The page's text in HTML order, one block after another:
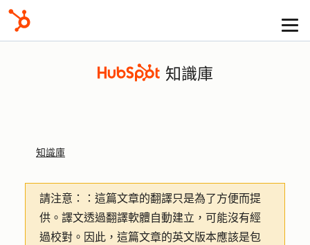
知識庫
知識庫
請注意：
：這篇文章的翻譯只是為了方便而提
供。譯文透過翻譯軟體自動建立，可能沒有經
過校對。因此，這篇文章的英文版本應該是包